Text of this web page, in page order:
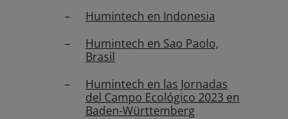
Humintech en Indonesia
Humintech en Sao Paolo,
Brasil
Humintech en las Jornadas
del Campo Ecológico 2023 en
Baden-Württemberg